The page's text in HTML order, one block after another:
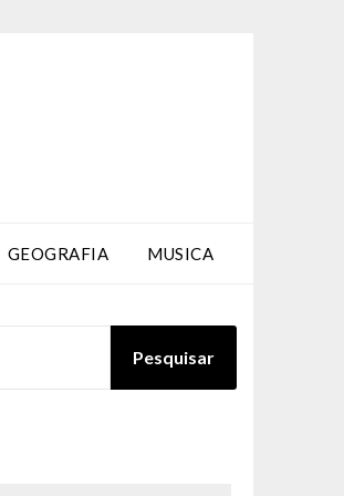
GEOGRAFIA MUSICA
Pesquisar